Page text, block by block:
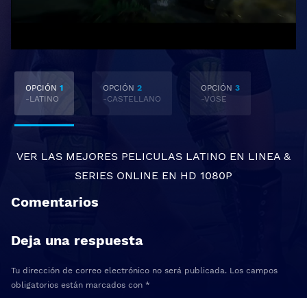
OPCIÓN 1
-LATINO
OPCIÓN 2
-CASTELLANO
OPCIÓN 3
-VOSE
VER LAS MEJORES PELICULAS LATINO EN LINEA &
SERIES ONLINE EN HD 1080P
Comentarios
Deja una respuesta
Tu dirección de correo electrónico no será publicada. Los campos
obligatorios están marcados con *